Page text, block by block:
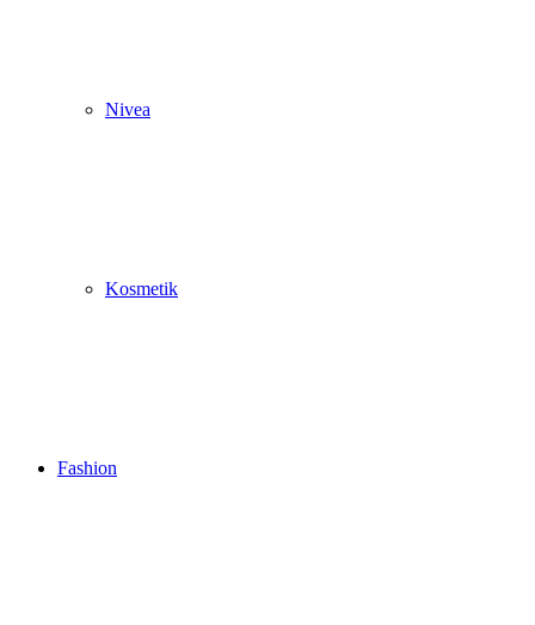
Nivea
Kosmetik
Fashion